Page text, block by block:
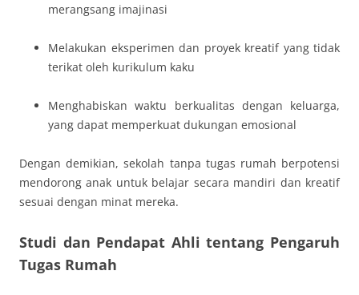
merangsang imajinasi
Melakukan eksperimen dan proyek kreatif yang tidak
terikat oleh kurikulum kaku
Menghabiskan waktu berkualitas dengan keluarga,
yang dapat memperkuat dukungan emosional
Dengan demikian, sekolah tanpa tugas rumah berpotensi
mendorong anak untuk belajar secara mandiri dan kreatif
sesuai dengan minat mereka.
Studi dan Pendapat Ahli tentang Pengaruh
Tugas Rumah